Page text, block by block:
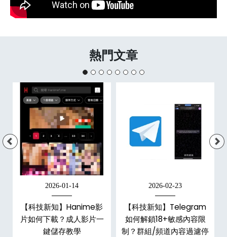
熱門文章
2026-01-14
【科技新知】Hanime影
片如何下載？成人影片一
鍵儲存教學
2026-02-23
【科技新知】Telegram
如何解鎖18+敏感內容限
制？群組/頻道內容過濾停